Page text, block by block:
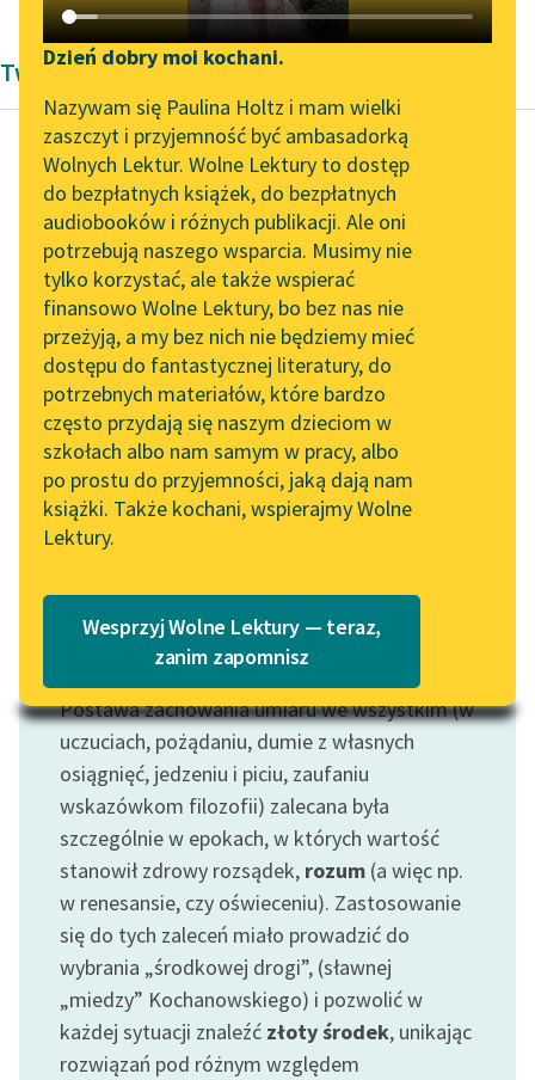
Katalog DAISY
Podkasty o książkach
Zgłoś brak utworu
Aktualności
Zapraszamy na spotkanie
online z tłumaczkami
literatury skandynawskiej
Spotkanie z Katarzyną
Tunkiel w Oslo
Wolne Lektury na 32.
Pol’and’Rock Festivalu
„Kochanek Lady
Chatterley” do słuchania
na Wolnych Lekturach
Nowy audiobook –
„Marzenie o Oriencie”
Lektury szkolne i klasyka
literatury do słuchania dla
uczennic i uczniów z
niepełnosprawnościami
E-kolekcja lektur
szkolnych i literatury do
słuchania dla uczennic i
uczniów z
niepełnosprawnościami
Feministyczne inspiracje.
Popularyzacja
skandynawskiej literatury
Narzędzia
Mapa Wolnych Lektur
Leśmianator
Przewodnik dla piszących i
czytających
API
OAI-PMH
Widget Wolnych Lektur
Przypisy
Katalog w formacie PDF
Dzień dobry moi kochani.
Nazywam się Paulina Holtz i mam wielki
zaszczyt i przyjemność być ambasadorką
Wolnych Lektur. Wolne Lektury to dostęp
do bezpłatnych książek, do bezpłatnych
audiobooków i różnych publikacji. Ale oni
potrzebują naszego wsparcia. Musimy nie
tylko korzystać, ale także wspierać
finansowo Wolne Lektury, bo bez nas nie
przeżyją, a my bez nich nie będziemy mieć
dostępu do fantastycznej literatury, do
potrzebnych materiałów, które bardzo
często przydają się naszym dzieciom w
szkołach albo nam samym w pracy, albo
po prostu do przyjemności, jaką dają nam
książki. Także kochani, wspierajmy Wolne
Lektury.
Wesprzyj Wolne Lektury — teraz,
zanim zapomnisz
Twórczość Henryka Sienkiewicza
Henryk Sienkiewicz
Pan Wołodyjowski
Ksiądz biskup
Lanckoroński, który
Ketlinga nie lubił, bo
nie wiadomo dlaczego
ułożył sobie, iż ów...
Czytaj więcej
Motyw: Umiarkowanie
Postawa zachowania umiaru we wszystkim (w
uczuciach, pożądaniu, dumie z własnych
osiągnięć, jedzeniu i piciu, zaufaniu
wskazówkom filozofii) zalecana była
szczególnie w epokach, w których wartość
stanowił zdrowy rozsądek, rozum (a więc np.
w renesansie, czy oświeceniu). Zastosowanie
się do tych zaleceń miało prowadzić do
wybrania „środkowej drogi”, (sławnej
„miedzy” Kochanowskiego) i pozwolić w
każdej sytuacji znaleźć złoty środek, unikając
rozwiązań pod różnym względem